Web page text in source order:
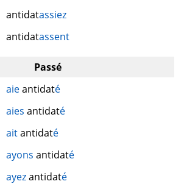
antidatassiez
antidatassent
Passé
aieantidaté
aies antidaté
aitantidaté
ayons antidaté
ayezantidaté